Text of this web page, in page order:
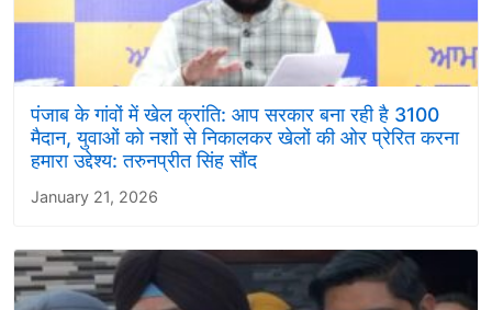
पंजाब के गांवों में खेल क्रांति: आप सरकार बना रही है 3100
मैदान, युवाओं को नशों से निकालकर खेलों की ओर प्रेरित करना
हमारा उद्देश्य: तरुनप्रीत सिंह सौंद
January 21, 2026